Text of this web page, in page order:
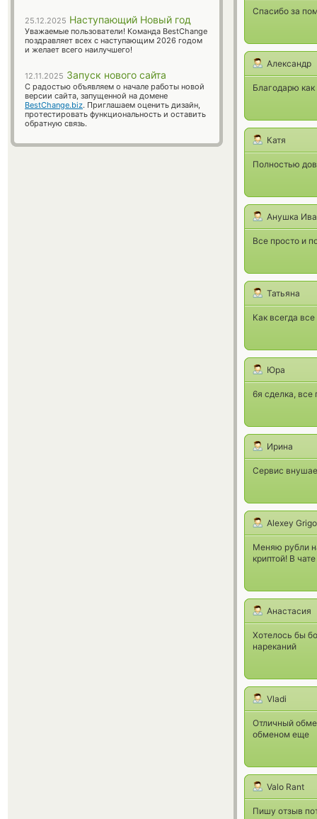
Спасибо за
Александр
Благодарю
Катя
Полностью
Анушка
Все просто и
Татьяна
Как всегда
Юра
6я сделка,
Ирина
Сервис
Alexey
Меняю рубли
криптой! В
Анастасия
Хотелось бы
нареканий
Vladi
Отличный
обменом еще
Valo Rant
Пишу отзыв
25.12.2025 Наступающий Новый год
Уважаемые пользователи! Команда BestChange
поздравляет всех с наступающим 2026 годом
и желает всего наилучшего!
12.11.2025 Запуск нового сайта
С радостью объявляем о начале работы новой
версии сайта, запущенной на домене
BestChange.biz. Приглашаем оценить дизайн,
протестировать функциональность и оставить
обратную связь.